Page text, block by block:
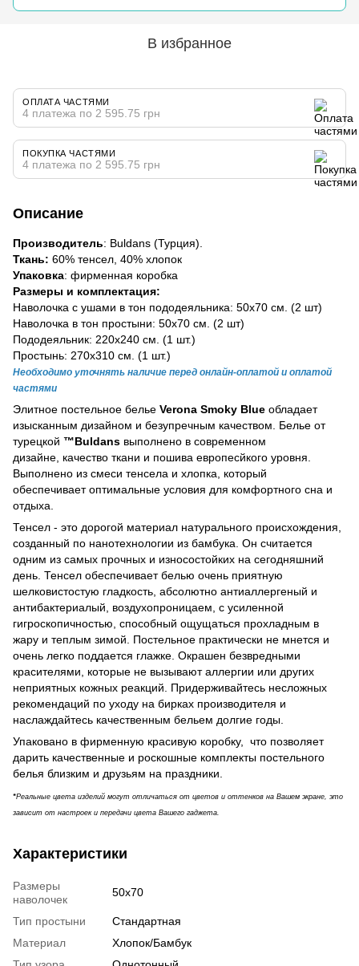
В избранное
ОПЛАТА ЧАСТЯМИ
4 платежа по 2 595.75 грн
ПОКУПКА ЧАСТЯМИ
4 платежа по 2 595.75 грн
Описание
Производитель: Buldans (Турция).
Ткань: 60% тенсел, 40% хлопок
Упаковка: фирменная коробка
Размеры и комплектация:
Наволочка с ушами в тон пододеяльника: 50х70 см. (2 шт)
Наволочка в тон простыни: 50х70 см. (2 шт)
Пододеяльник: 220х240 см. (1 шт.)
Простынь: 270х310 см. (1 шт.)
Необходимо уточнять наличие перед онлайн-оплатой и оплатой
частями
Элитное постельное белье Verona Smoky Blue обладает
изысканным дизайном и безупречным качеством. Белье от
турецкой ™Buldans выполнено в современном
дизайне, качество ткани и пошива европесйкого уровня.
Выполнено из смеси тенсела и хлопка, который
обеспечивает оптимальные условия для комфортного сна и
отдыха.
Тенсел - это дорогой материал натурального происхождения,
созданный по нанотехнологии из бамбука. Он считается
одним из самых прочных и износостойких на сегодняшний
день. Тенсел обеспечивает белью очень приятную
шелковистостую гладкость, абсолютно антиаллергеный и
антибактериалый, воздухопроницаем, с усиленной
гигроскопичностью, способный ощущаться прохладным в
жару и теплым зимой. Постельное практически не мнется и
очень легко поддается глажке. Окрашен безвредными
красителями, которые не вызывают аллергии или других
неприятных кожных реакций. Придерживайтесь несложных
рекомендаций по уходу на бирках производителя и
наслаждайтесь качественным бельем долгие годы.
Упаковано в фирменную красивую коробку, что позволяет
дарить качественные и роскошные комплекты постельного
белья близким и друзьям на праздники.
*Реальные цвета изделий могут отличаться от цветов и оттенков на Вашем экране, это
зависит от настроек и передачи цвета Вашего гаджета.
Характеристики
Размеры
наволочек
50х70
Тип простыни
Стандартная
Материал
Хлопок/Бамбук